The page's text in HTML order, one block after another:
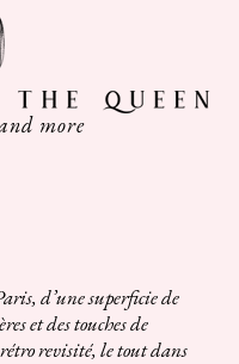
more
d’une superficie de
et des touches de
revisité, le tout dans